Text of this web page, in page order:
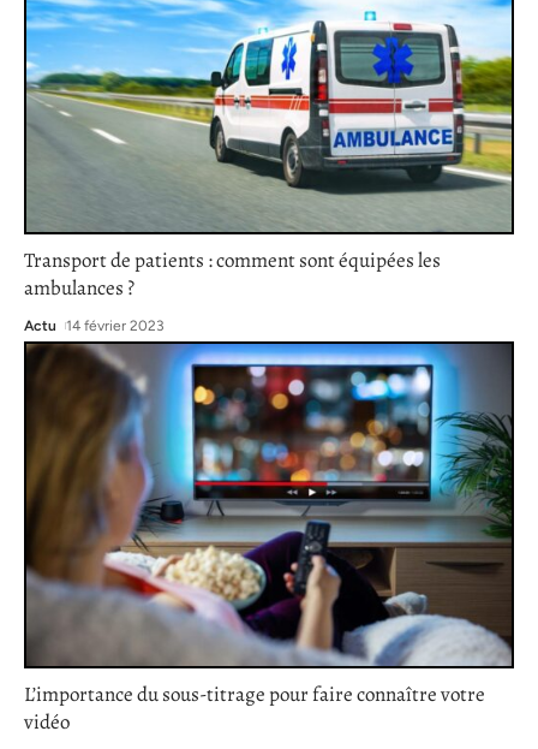
Transport de patients : comment sont équipées les
ambulances ?
Actu 14 février 2023
L’importance du sous-titrage pour faire connaître votre
vidéo